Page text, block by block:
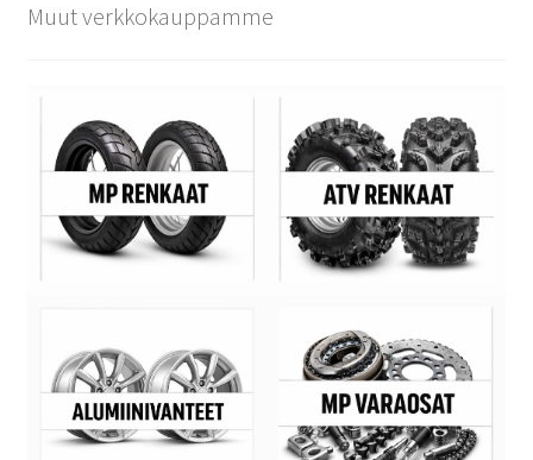
Muut verkkokauppamme